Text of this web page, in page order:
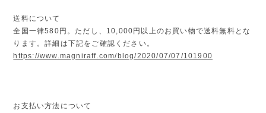
送料について
全国一律580円。ただし、10,000円以上のお買い物で送料無料とな
ります。詳細は下記をご確認ください。
https://www.magniraff.com/blog/2020/07/07/101900
お支払い方法について